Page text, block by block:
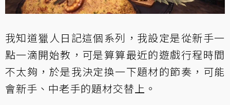
我知道獵人日記這個系列，我設定是從新手一
點一滴開始教，可是算算最近的遊戲行程時間
不太夠，於是我決定換一下題材的節奏，可能
會新手、中老手的題材交替上。